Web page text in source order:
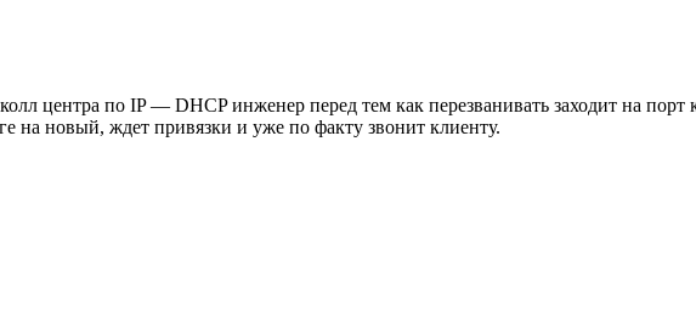
центра по IP — DHCP инженер перед тем как перезванивать заходит на
на новый, ждет привязки и уже по факту звонит клиенту.